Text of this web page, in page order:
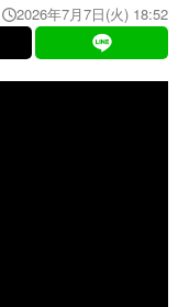
2026年7月7日(火) 18:52